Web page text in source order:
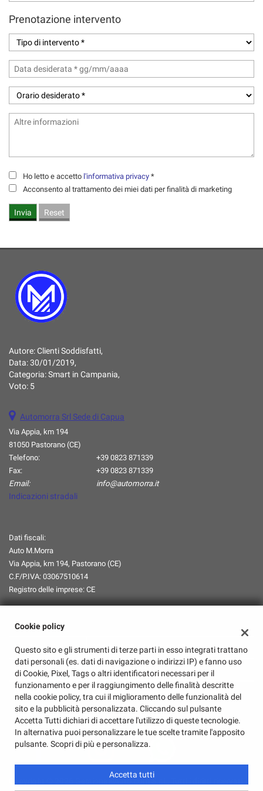
Prenotazione intervento
Ho letto e accetto l'informativa privacy *
Acconsento al trattamento dei miei dati per finalità di marketing
Autore:Clienti Soddisfatti,
Data:30/01/2019,
Categoria:Smart in Campania,
Voto: 5
Automorra Srl Sede di Capua
Via Appia, km 194
81050 Pastorano (CE)
Telefono:
+39 0823 871339
Fax:
+39 0823 871339
Email:
info@automorra.it
Indicazioni stradali
Dati fiscali:
Auto M.Morra
Via Appia, km 194, Pastorano (CE)
C.F/P.IVA: 03067510614
Registro delle imprese: CE
Orari Apertura
Lun-Ven: 08:00-13:00 / 14:30-18:45
Sabato: 08:00-13:00/Chiuso
Domenica: Chiuso
Cookie policy
Questo sito e gli strumenti di terze parti in esso integrati trattano
dati personali (es. dati di navigazione o indirizzi IP) e fanno uso
di Cookie, Pixel, Tags o altri identificatori necessari per il
funzionamento e per il raggiungimento delle finalità descritte
nella cookie policy, tra cui il miglioramento delle funzionalità del
sito e la pubblicità personalizzata. Cliccando sul pulsante
Accetta Tutti dichiari di accettare l'utilizzo di queste tecnologie.
In alternativa puoi personalizzare le tue scelte tramite l'apposito
pulsante. Scopri di più e personalizza.
Accetta tutti
Cookie necessari
Cookie delle preferenze
Cookie per il miglioramento dell'esperienza utente
Cookie di marketing
Leggi
la
policy
Salva
le
impostazioni